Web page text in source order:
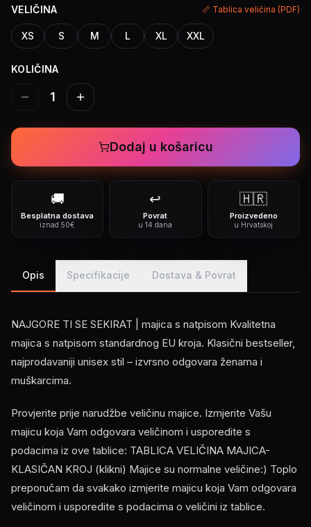
VELIČINA 📏 Tablica veličina (PDF)
XS S M L XL XXL
KOLIČINA
1
Dodaj u košaricu
🚚
Besplatna dostava
iznad 50€
↩️
Povrat
u 14 dana
🇭🇷
Proizvedeno
u Hrvatskoj
Opis Specifikacije Dostava & Povrat
NAJGORE TI SE SEKIRAT | majica s natpisom Kvalitetna
majica s natpisom standardnog EU kroja. Klasični bestseller,
najprodavaniji unisex stil – izvrsno odgovara ženama i
muškarcima.
Provjerite prije narudžbe veličinu majice. Izmjerite Vašu
majicu koja Vam odgovara veličinom i usporedite s
podacima iz ove tablice: TABLICA VELIČINA MAJICA-
KLASIČAN KROJ (klikni) Majice su normalne veličine:) Toplo
preporučam da svakako izmjerite majicu koja Vam odgovara
veličinom i usporedite s podacima o veličini iz tablice.